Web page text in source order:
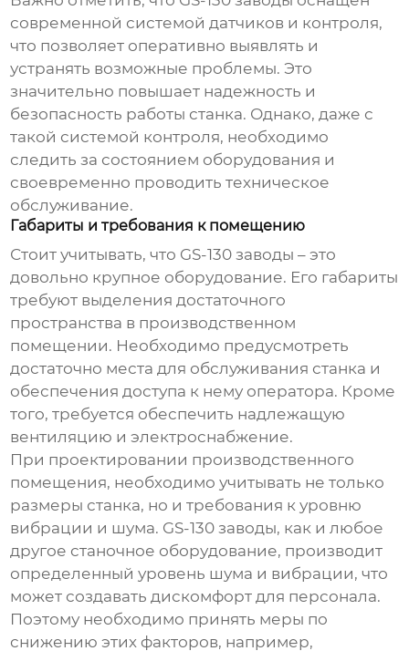
современной системой датчиков и контроля,
что позволяет оперативно выявлять и
устранять возможные проблемы. Это
значительно повышает надежность и
безопасность работы станка. Однако, даже с
такой системой контроля, необходимо
следить за состоянием оборудования и
своевременно проводить техническое
обслуживание.
Габариты и требования к помещению
Стоит учитывать, что GS-130 заводы – это
довольно крупное оборудование. Его габариты
требуют выделения достаточного
пространства в производственном
помещении. Необходимо предусмотреть
достаточно места для обслуживания станка и
обеспечения доступа к нему оператора. Кроме
того, требуется обеспечить надлежащую
вентиляцию и электроснабжение.
При проектировании производственного
помещения, необходимо учитывать не только
размеры станка, но и требования к уровню
вибрации и шума. GS-130 заводы, как и любое
другое станочное оборудование, производит
определенный уровень шума и вибрации, что
может создавать дискомфорт для персонала.
Поэтому необходимо принять меры по
снижению этих факторов, например,